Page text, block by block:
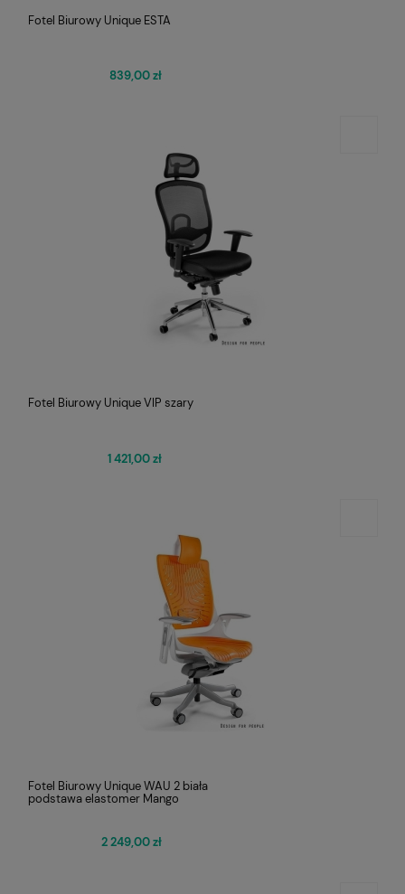
Fotel Biurowy Unique ESTA
839,00 zł
Fotel Biurowy Unique VIP szary
1 421,00 zł
Fotel Biurowy Unique WAU 2 biała
podstawa elastomer Mango
2 249,00 zł